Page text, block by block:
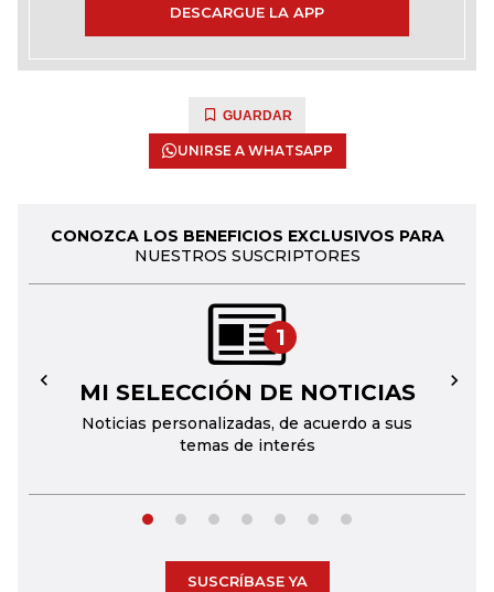
DESCARGUE LA APP
GUARDAR
UNIRSE A WHATSAPP
CONOZCA LOS BENEFICIOS EXCLUSIVOS PARA
NUESTROS SUSCRIPTORES
1
MI SELECCIÓN DE NOTICIAS
Noticias personalizadas, de acuerdo a sus
temas de interés
← →
SUSCRÍBASE YA